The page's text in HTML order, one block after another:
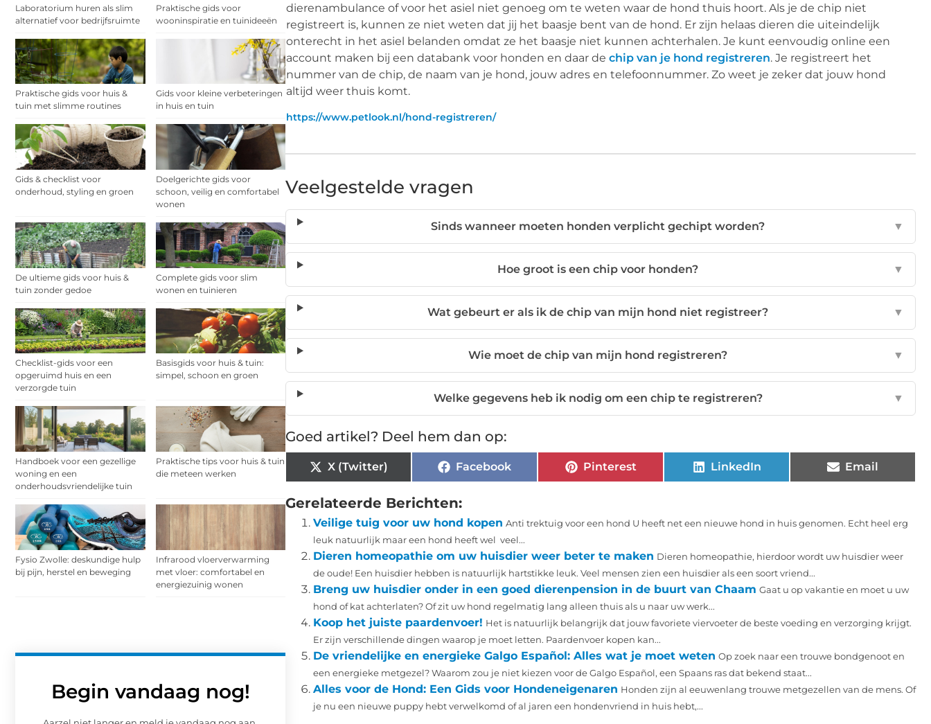
Laboratorium huren als slim
alternatief voor bedrijfsruimte
Praktische gids voor
wooninspiratie en tuinideeën
Praktische gids voor huis &
tuin met slimme routines
Gids voor kleine verbeteringen
in huis en tuin
Gids & checklist voor
onderhoud, styling en groen
Doelgerichte gids voor
schoon, veilig en comfortabel
wonen
De ultieme gids voor huis &
tuin zonder gedoe
Complete gids voor slim
wonen en tuinieren
Checklist-gids voor een
opgeruimd huis en een
verzorgde tuin
Basisgids voor huis & tuin:
simpel, schoon en groen
Handboek voor een gezellige
woning en een
onderhoudsvriendelijke tuin
Praktische tips voor huis & tuin
die meteen werken
Fysio Zwolle: deskundige hulp
bij pijn, herstel en beweging
Infrarood vloerverwarming
met vloer: comfortabel en
energiezuinig wonen
Begin vandaag nog!
dierenambulance of voor het asiel niet genoeg om te weten waar de hond thuis hoort. Als je de chip niet
registreert is, kunnen ze niet weten dat jij het baasje bent van de hond. Er zijn helaas dieren die uiteindelijk
onterecht in het asiel belanden omdat ze het baasje niet kunnen achterhalen. Je kunt eenvoudig online een
account maken bij een databank voor honden en daar de chip van je hond registreren. Je registreert het
nummer van de chip, de naam van je hond, jouw adres en telefoonnummer. Zo weet je zeker dat jouw hond
altijd weer thuis komt.
https://www.petlook.nl/hond-registreren/
Veelgestelde vragen
Sinds wanneer moeten honden verplicht gechipt worden? ▼
Hoe groot is een chip voor honden? ▼
Wat gebeurt er als ik de chip van mijn hond niet registreer? ▼
Wie moet de chip van mijn hond registreren? ▼
Welke gegevens heb ik nodig om een chip te registreren? ▼
Goed artikel? Deel hem dan op:
X (Twitter) Facebook Pinterest LinkedIn Email
Gerelateerde Berichten:
Veilige tuig voor uw hond kopen Anti trektuig voor een hond U heeft net een nieuwe hond in huis genomen. Echt heel erg
leuk natuurlijk maar een hond heeft wel veel...
Dieren homeopathie om uw huisdier weer beter te maken Dieren homeopathie, hierdoor wordt uw huisdier weer
de oude! Een huisdier hebben is natuurlijk hartstikke leuk. Veel mensen zien een huisdier als een soort vriend...
Breng uw huisdier onder in een goed dierenpension in de buurt van Chaam Gaat u op vakantie en moet u uw
hond of kat achterlaten? Of zit uw hond regelmatig lang alleen thuis als u naar uw werk...
Koop het juiste paardenvoer! Het is natuurlijk belangrijk dat jouw favoriete viervoeter de beste voeding en verzorging krijgt.
Er zijn verschillende dingen waarop je moet letten. Paardenvoer kopen kan...
De vriendelijke en energieke Galgo Español: Alles wat je moet weten Op zoek naar een trouwe bondgenoot en
een energieke metgezel? Waarom zou je niet kiezen voor de Galgo Español, een Spaans ras dat bekend staat...
Alles voor de Hond: Een Gids voor Hondeneigenaren Honden zijn al eeuwenlang trouwe metgezellen van de mens. Of
je nu een nieuwe puppy hebt verwelkomd of al jaren een hondenvriend in huis hebt,...